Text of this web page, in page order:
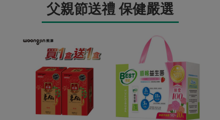
父親節送禮 保健嚴選